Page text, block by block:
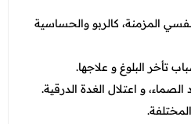
المزمنة، كالربو والحساسية
تأخر البلوغ و علاجها.
و اعتلال الغدة الدرقية.